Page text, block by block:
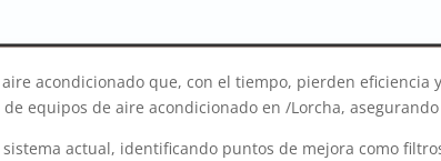
acondicionado que, con el tiempo, pierden
equipos de aire acondicionado en /Lorcha,
actual, identificando puntos de mejora como